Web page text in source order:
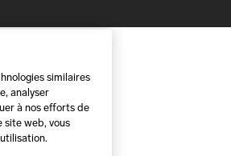
similaires
analyser
à nos efforts de
site web, vous